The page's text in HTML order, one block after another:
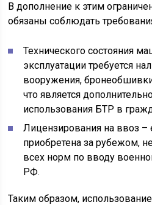
В дополнение к этим
обязаны соблюдать
Технического состояния
эксплуатации требуется
вооружения,
что является
использования БТР в
Лицензирования на ввоз –
приобретена за рубежом,
всех норм по вводу
РФ.
Таким образом,